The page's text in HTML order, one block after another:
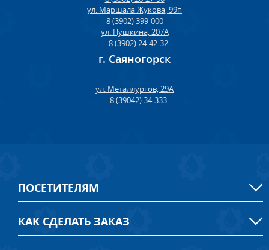
ул. Маршала Жукова, 99п
8 (3902) 399-000
ул. Пушкина, 207А
8 (3902) 24-42-32
г. Саяногорск
ул. Металлургов, 29А
8 (39042) 34-333
ПОСЕТИТЕЛЯМ
КАК СДЕЛАТЬ ЗАКАЗ